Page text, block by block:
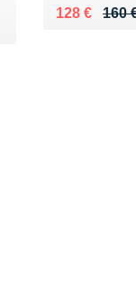
160
Au lieu de
128 €
Vendu 128